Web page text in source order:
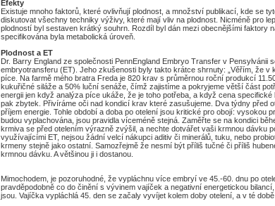
Efekty
Existuje mnoho faktorů, které ovlivňují plodnost, a množství publikací, kde se
diskutovat všechny techniky výživy, které mají vliv na plodnost. Nicméně pro
plodností byl sestaven krátký souhrn. Rozdíl byl dán mezi obecnějšími faktory
specifikována byla metabolická úroveň.
Plodnost a ET
Dr. Barry England ze společnosti PennEngland Embryo Transfer v Pensylvánii
embryotransferu (ET). Jeho zkušenosti byly takto krátce shrnuty: „Věřím, že v
píce. Na farmě mého bratra Freda je 820 krav s průměrnou roční produkcí
kukuřičné siláže a 50% luční senáže, čímž zajistíme a pokryjeme větší část
energii jen když analýza píce ukáže, že je toho potřeba, a když cena specifické
pak zbytek. Přivíráme oči nad kondicí krav které zasušujeme. Dva týdny před
příjem energie. Tohle období a doba po otelení jsou kritické pro obojí: vysokou
budou vyplachována, jsou pravidla víceméně stejná. Zaměřte se na kondici
krmiva se před otelením výrazně zvýšil, a nechte dotvářet vaši krmnou dávku
využívajícími ET, nejsou žádní velcí nákupci aditiv či minerálů, tuku, nebo
krmeny stejně jako ostatní. Samozřejmě že nesmí být příliš tučné či příliš
krmnou dávku. A většinou ji i dostanou.
Mimochodem, je pozoruhodné, že vypláchnu více embryí ve 45.-60. dnu po
pravděpodobně co do činění s vývinem vajíček a negativní energetickou
jsou. Vajíčka vypláchlá 45. den se začaly vyvíjet kolem doby otelení, a v té